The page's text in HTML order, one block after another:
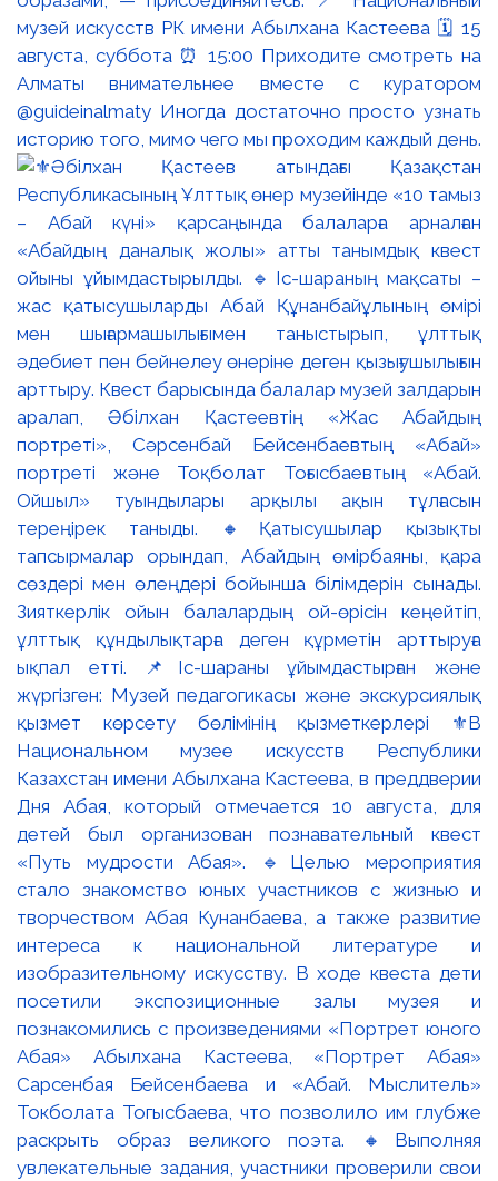
музей искусств РК имени Абылхана Кастеева 🗓 15
августа, суббота ⏰ 15:00 Приходите смотреть на
Алматы внимательнее вместе с куратором
@guideinalmaty Иногда достаточно просто узнать
историю того, мимо чего мы проходим каждый день.